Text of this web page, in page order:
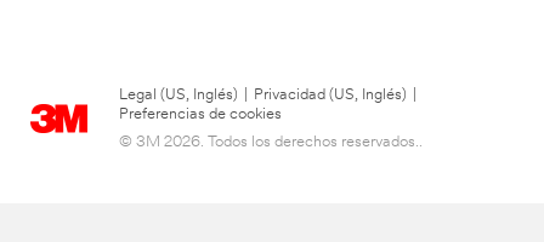
Legal (US, Inglés) Privacidad (US, Inglés)
Preferencias de cookies
© 3M 2026. Todos los derechos reservados..